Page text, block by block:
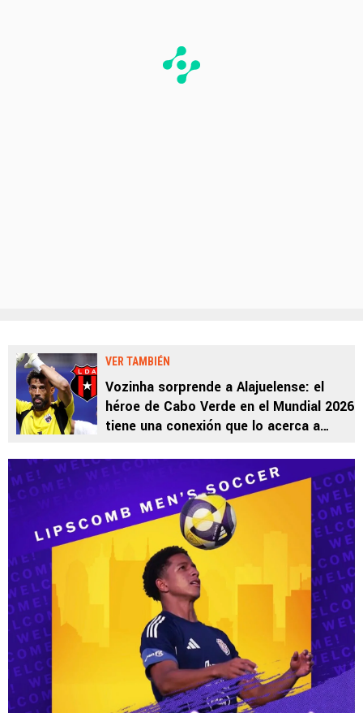
VER TAMBIÉN
Vozinha sorprende a Alajuelense: el
héroe de Cabo Verde en el Mundial 2026
tiene una conexión que lo acerca a